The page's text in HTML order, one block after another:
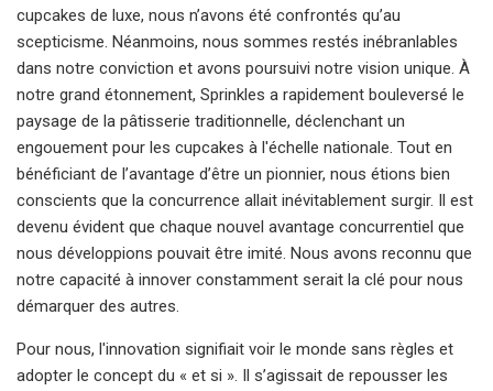
cupcakes de luxe, nous n’avons été confrontés qu’au
scepticisme. Néanmoins, nous sommes restés inébranlables
dans notre conviction et avons poursuivi notre vision unique. À
notre grand étonnement, Sprinkles a rapidement bouleversé le
paysage de la pâtisserie traditionnelle, déclenchant un
engouement pour les cupcakes à l'échelle nationale. Tout en
bénéficiant de l’avantage d’être un pionnier, nous étions bien
conscients que la concurrence allait inévitablement surgir. Il est
devenu évident que chaque nouvel avantage concurrentiel que
nous développions pouvait être imité. Nous avons reconnu que
notre capacité à innover constamment serait la clé pour nous
démarquer des autres.
Pour nous, l'innovation signifiait voir le monde sans règles et
adopter le concept du « et si ». Il s’agissait de repousser les